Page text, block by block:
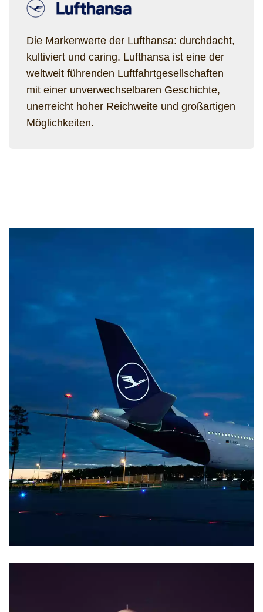
Die Markenwerte der Lufthansa: durchdacht,
kultiviert und caring. Lufthansa ist eine der
weltweit führenden Luftfahrtgesellschaften
mit einer unverwechselbaren Geschichte,
unerreicht hoher Reichweite und großartigen
Möglichkeiten.